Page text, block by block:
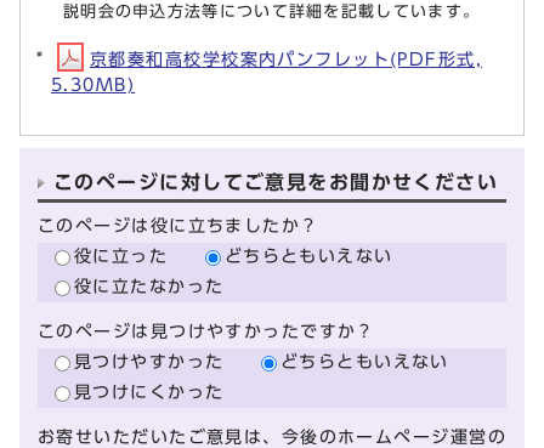
説明会の申込方法等について詳細を記載しています。
京都奏和高校学校案内パンフレット(PDF形式,
5.30MB)
このページに対してご意見をお聞かせください
このページは役に立ちましたか？
役に立った
どちらともいえない
役に立たなかった
このページは見つけやすかったですか？
見つけやすかった
どちらともいえない
見つけにくかった
お寄せいただいたご意見は、今後のホームページ運営の